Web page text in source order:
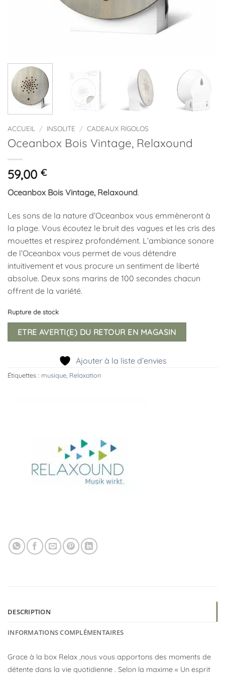
ACCUEIL / INSOLITE / CADEAUX RIGOLOS
Oceanbox Bois Vintage, Relaxound
59,00 €
Oceanbox Bois Vintage, Relaxound.
Les sons de la nature d’Oceanbox vous emmèneront à
la plage. Vous écoutez le bruit des vagues et les cris des
mouettes et respirez profondément. L’ambiance sonore
de l’Oceanbox vous permet de vous détendre
intuitivement et vous procure un sentiment de liberté
absolue. Deux sons marins de 100 secondes chacun
offrent de la variété.
Rupture de stock
ETRE AVERTI(E) DU RETOUR EN MAGASIN
Ajouter à la liste d’envies
Étiquettes : musique Relaxation
DESCRIPTION
INFORMATIONS COMPLÉMENTAIRES
Grace à la box Relax ,nous vous apportons des moments de
détente dans la vie quotidienne . Selon la maxime « Un esprit